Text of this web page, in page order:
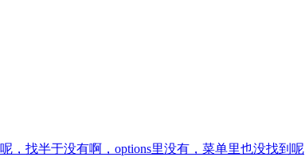
，找半于没有啊，options里没有，菜单里也没找到呢